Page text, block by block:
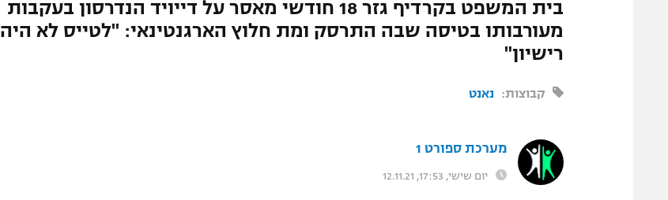
בית המשפט בקרדיף גזר 18 חודשי מאסר על דייויד הנדרסון בעקבות
מעורבותו בטיסה שבה התרסק ומת חלוץ הארגנטינאי: "לטייס לא היה
רישיון"
קבוצות: נאנט
מערכת ספורט 1
יום שישי, 17:53, 12.11.21